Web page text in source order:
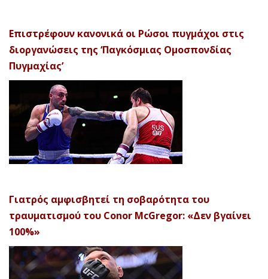
Επιστρέφουν κανονικά οι Ρώσοι πυγμάχοι στις
διοργανώσεις της ‘Παγκόσμιας Ομοσπονδίας
Πυγμαχίας’
Γιατρός αμφισβητεί τη σοβαρότητα του
τραυματισμού του Conor McGregor: «Δεν βγαίνει
100%»